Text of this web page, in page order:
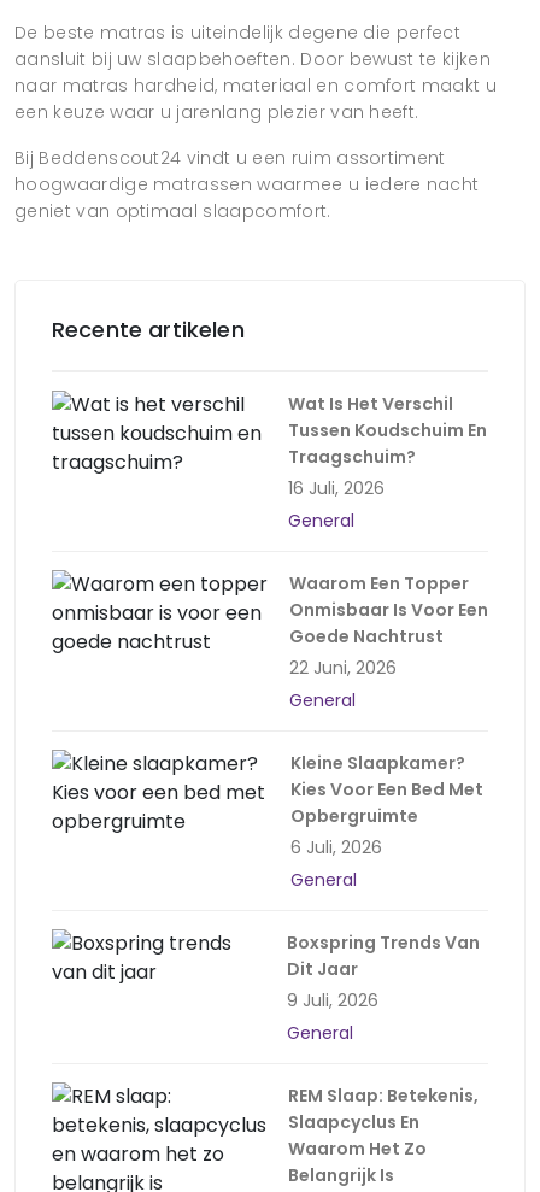
De beste matras is uiteindelijk degene die perfect
aansluit bij uw slaapbehoeften. Door bewust te kijken
naar matras hardheid, materiaal en comfort maakt u
een keuze waar u jarenlang plezier van heeft.
Bij Beddenscout24 vindt u een ruim assortiment
hoogwaardige matrassen waarmee u iedere nacht
geniet van optimaal slaapcomfort.
Recente artikelen
Wat Is Het Verschil
Tussen Koudschuim En
Traagschuim?
16 Juli, 2026
General
Waarom Een Topper
Onmisbaar Is Voor Een
Goede Nachtrust
22 Juni, 2026
General
Kleine Slaapkamer?
Kies Voor Een Bed Met
Opbergruimte
6 Juli, 2026
General
Boxspring Trends Van
Dit Jaar
9 Juli, 2026
General
REM Slaap: Betekenis,
Slaapcyclus En
Waarom Het Zo
Belangrijk Is